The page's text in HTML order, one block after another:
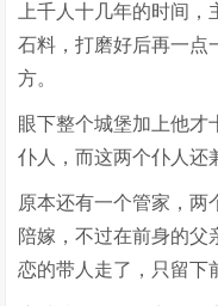
上千人十几年的时间
石料，打磨好后再一点
方。
眼下整个城堡加上他才
仆人，而这两个仆人还
原本还有一个管家，两
陪嫁，不过在前身的父
恋的带人走了，只留下